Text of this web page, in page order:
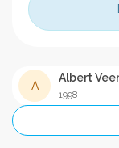
A
Albert
1998